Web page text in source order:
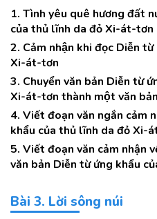
1. Tình yêu quê hương đất
của thủ lĩnh da đỏ Xi-át-tơn
2. Cảm nhận khi đọc Diễn
Xi-át-tơn
3. Chuyển văn bản Diễn từ
Xi-át-tơn thành một văn
4. Viết đoạn văn ngắn cảm
khẩu của thủ lĩnh da đỏ Xi-
5. Viết đoạn văn cảm nhận
văn bản Diễn từ ứng khẩu
Bài 3. Lời sông núi